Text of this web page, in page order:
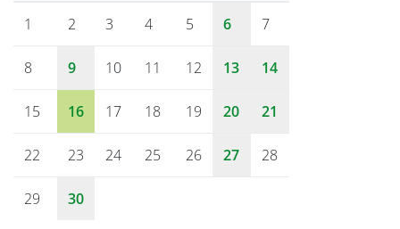
1 2 3 4 5 6 7
8 9 10 11 12 13 14
15 16 17 18 19 20 21
22 23 24 25 26 27 28
29 30